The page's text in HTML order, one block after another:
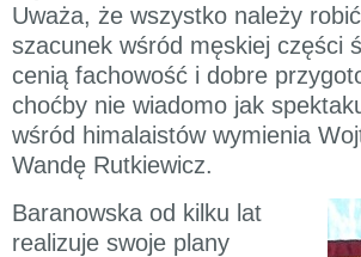
Uważa, że wszystko należy
szacunek wśród męskiej części
cenią fachowość i dobre
choćby nie wiadomo jak
wśród himalaistów wymienia
Wandę Rutkiewicz.
Baranowska od kilku lat
realizuje swoje plany